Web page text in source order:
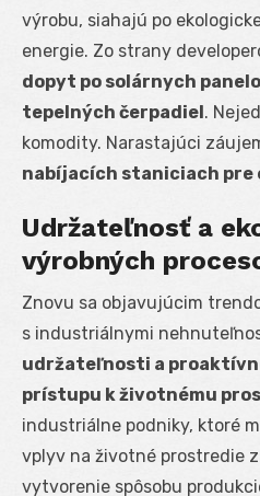
výrobu, siahajú po
energie. Zo strany
dopyt po solárnych
tepelných čerpadiel.
komodity. Narastajúci
nabíjacích staniciach pre
Udržateľnosť a
výrobných
Znovu sa objavujúcim
s industriálnymi
udržateľnosti a
prístupu k životnému
industriálne podniky, ktoré
vplyv na životné prostredie
vytvorenie spôsobu